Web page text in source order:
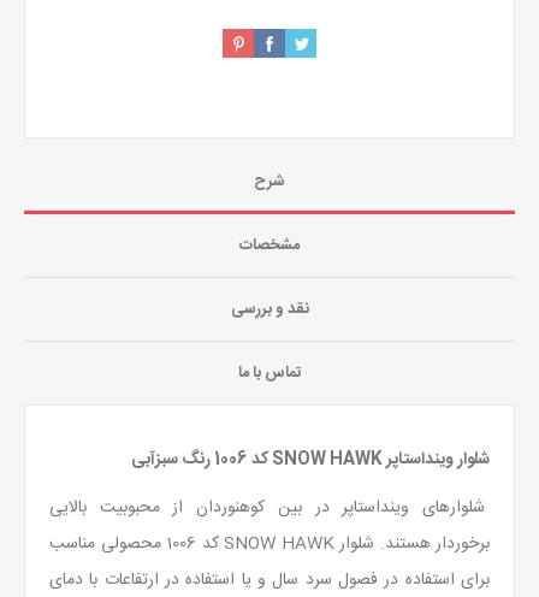
شرح
مشخصات
نقد و بررسی
تماس با ما
شلوار وینداستاپر SNOW HAWK کد 1006 رنگ سبزآبی
شلوارهای وینداستاپر در بین کوهنوردان از محبوبیت بالایی
برخوردار هستند. شلوار SNOW HAWK کد 1006 محصولی مناسب
برای استفاده در فصول سرد سال و یا استفاده در ارتفاعات با دمای